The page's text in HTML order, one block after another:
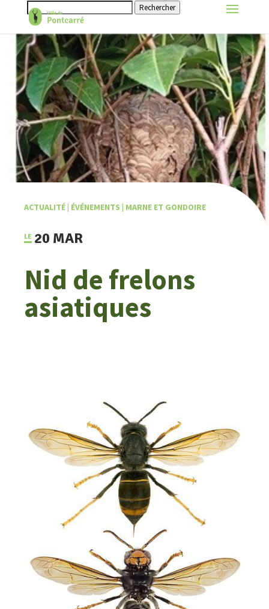
Rechercher
ACTUALITÉ| ÉVÉNEMENTS | MARNE ET GONDOIRE
20 MAR
Nid de frelons
asiatiques